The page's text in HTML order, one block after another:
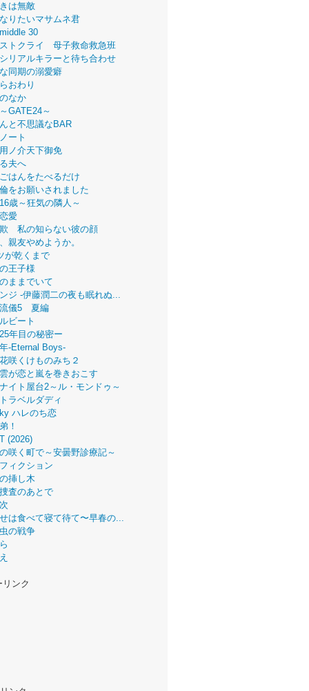
は無敵
りたいマサムネ君
30
トクライ 母子救命救急班
リアルキラーと待ち合わせ
同期の溺愛癖
おわり
なか
GATE24～
と不思議なBAR
ート
ノ介天下御免
夫へ
はんをたべるだけ
をお願いされました
歳～狂気の隣人～
愛
私の知らない彼の顔
親友やめようか。
が乾くまで
王子様
ままでいて
ジ -伊藤潤二の夜も眠れぬ...
儀5 夏編
ビート
年目の秘密ー
-Eternal Boys-
咲くけものみち２
が恋と嵐を巻きおこす
イト屋台2～ル・モンドゥ～
ラベルダディ
ハレのち恋
！
(2026)
咲く町で～安曇野診療記～
ィクション
挿し木
査のあとで
は食べて寝て待て〜早春の...
の戦争
ンク